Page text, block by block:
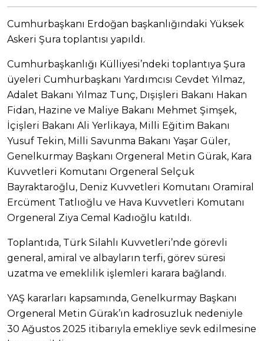
Cumhurbaşkanı Erdoğan başkanlığındaki Yüksek
Askeri Şura toplantısı yapıldı.
Cumhurbaşkanlığı Külliyesi’ndeki toplantıya Şura
üyeleri Cumhurbaşkanı Yardımcısı Cevdet Yılmaz,
Adalet Bakanı Yılmaz Tunç, Dışişleri Bakanı Hakan
Fidan, Hazine ve Maliye Bakanı Mehmet Şimşek,
İçişleri Bakanı Ali Yerlikaya, Milli Eğitim Bakanı
Yusuf Tekin, Milli Savunma Bakanı Yaşar Güler,
Genelkurmay Başkanı Orgeneral Metin Gürak, Kara
Kuvvetleri Komutanı Orgeneral Selçuk
Bayraktaroğlu, Deniz Kuvvetleri Komutanı Oramiral
Ercüment Tatlıoğlu ve Hava Kuvvetleri Komutanı
Orgeneral Ziya Cemal Kadıoğlu katıldı.
Toplantıda, Türk Silahlı Kuvvetleri’nde görevli
general, amiral ve albayların terfi, görev süresi
uzatma ve emeklilik işlemleri karara bağlandı.
YAŞ kararları kapsamında, Genelkurmay Başkanı
Orgeneral Metin Gürak’ın kadrosuzluk nedeniyle
30 Ağustos 2025 itibarıyla emekliye sevk edilmesine